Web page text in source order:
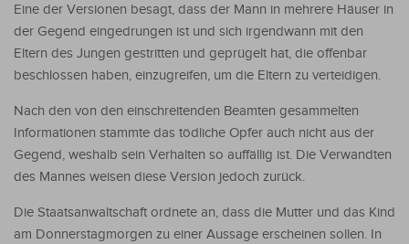
Eine der Versionen besagt, dass der Mann in mehrere Häuser in
der Gegend eingedrungen ist und sich irgendwann mit den
Eltern des Jungen gestritten und geprügelt hat, die offenbar
beschlossen haben, einzugreifen, um die Eltern zu verteidigen.
Nach den von den einschreitenden Beamten gesammelten
Informationen stammte das tödliche Opfer auch nicht aus der
Gegend, weshalb sein Verhalten so auffällig ist. Die Verwandten
des Mannes weisen diese Version jedoch zurück.
Die Staatsanwaltschaft ordnete an, dass die Mutter und das Kind
am Donnerstagmorgen zu einer Aussage erscheinen sollen. In